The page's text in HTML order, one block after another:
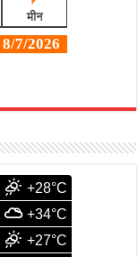
+28°C
+34°C
+27°C